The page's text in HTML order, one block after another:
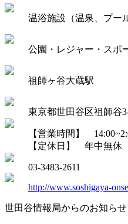
温浴施設（温泉、プー
公園・レジャー・スポ
祖師ヶ谷大蔵駅
東京都世田谷区祖師谷
【営業時間】
【定休日】 年中無休
03-3483-2611
http://www.soshigaya-
世田谷情報局からのお知らせ